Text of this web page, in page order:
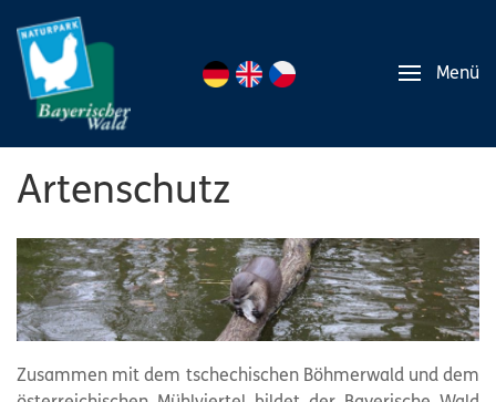
Menü
Artenschutz
Zusammen mit dem tschechischen Böhmerwald und dem